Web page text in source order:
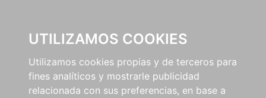
UTILIZAMOS COOKIES
Utilizamos cookies propias y de terceros para
fines analíticos y mostrarle publicidad
relacionada con sus preferencias, en base a